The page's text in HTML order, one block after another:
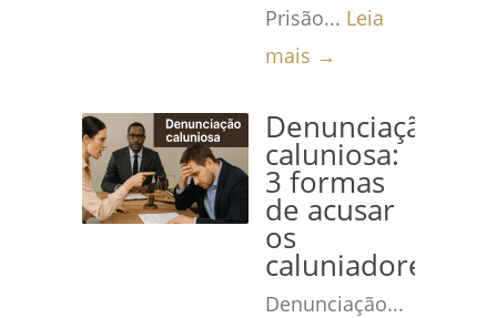
Prisão... Leia
mais →
Denunciação
caluniosa:
3 formas
de acusar
os
caluniadores
Denunciação...